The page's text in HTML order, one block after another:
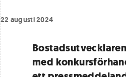
22 augusti 2024
med